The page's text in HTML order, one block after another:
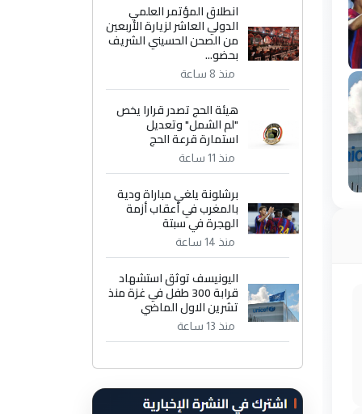
انطلاق المؤتمر العلمي
الدولي العاشر لزيارة الأربعين
من الصحن الحسيني الشريف
بحضو...
منذ 8 ساعة
هيئة الحج تصدر قرارا يخص
"لم الشمل" وتعديل
استمارة قرعة الحج
منذ 11 ساعة
برشلونة يلغي مباراة ودية
بالمغرب في أعقاب أزمة
الهجرة في سبتة
منذ 14 ساعة
اليونيسف توثق استشهاد
قرابة 300 طفل في غزة منذ
تشرين الاول الماضي
منذ 13 ساعة